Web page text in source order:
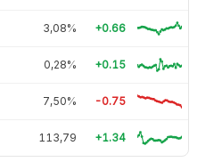
3,08% +0.66
0,28% +0.15
7,50% -0.75
113,79 +1.34